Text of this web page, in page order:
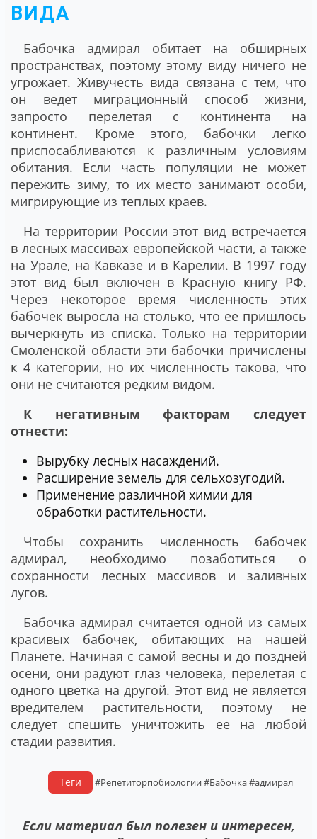
ВИДА
Бабочка адмирал обитает на обширных
пространствах, поэтому этому виду ничего не
угрожает. Живучесть вида связана с тем, что
он ведет миграционный способ жизни,
запросто перелетая с континента на
континент. Кроме этого, бабочки легко
приспосабливаются к различным условиям
обитания. Если часть популяции не может
пережить зиму, то их место занимают особи,
мигрирующие из теплых краев.
На территории России этот вид встречается
в лесных массивах европейской части, а также
на Урале, на Кавказе и в Карелии. В 1997 году
этот вид был включен в Красную книгу РФ.
Через некоторое время численность этих
бабочек выросла на столько, что ее пришлось
вычеркнуть из списка. Только на территории
Смоленской области эти бабочки причислены
к 4 категории, но их численность такова, что
они не считаются редким видом.
К негативным факторам следует
отнести:
Вырубку лесных насаждений.
Расширение земель для сельхозугодий.
Применение различной химии для
обработки растительности.
Чтобы сохранить численность бабочек
адмирал, необходимо позаботиться о
сохранности лесных массивов и заливных
лугов.
Бабочка адмирал считается одной из самых
красивых бабочек, обитающих на нашей
Планете. Начиная с самой весны и до поздней
осени, они радуют глаз человека, перелетая с
одного цветка на другой. Этот вид не является
вредителем растительности, поэтому не
следует спешить уничтожить ее на любой
стадии развития.
Теги #Репетиторпобиологии#Бабочка#адмирал
Если материал был полезен и интересен,